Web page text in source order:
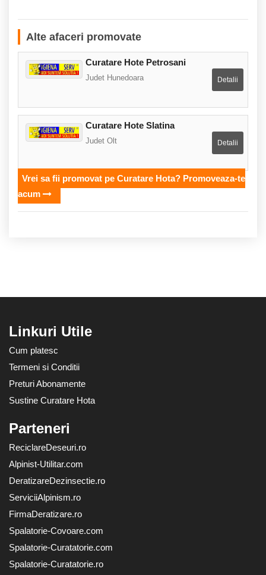
Alte afaceri promovate
Curatare Hote Petrosani
Judet Hunedoara Detalii
Curatare Hote Slatina
Judet Olt Detalii
Vrei sa fii promovat pe Curatare Hota? Promoveaza-te
acum
Linkuri Utile
Cum platesc
Termeni si Conditii
Preturi Abonamente
Sustine Curatare Hota
Parteneri
ReciclareDeseuri.ro
Alpinist-Utilitar.com
DeratizareDezinsectie.ro
ServiciiAlpinism.ro
FirmaDeratizare.ro
Spalatorie-Covoare.com
Spalatorie-Curatatorie.com
Spalatorie-Curatatorie.ro